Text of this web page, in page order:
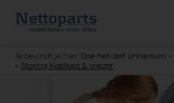
Je bevindt je hier: Doe-het-zelf universum
Storing Koelkast & vriezer